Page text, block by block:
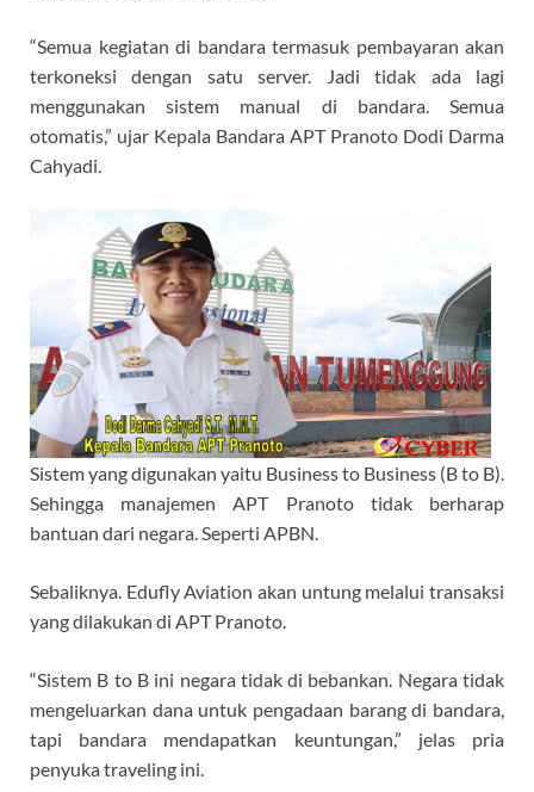
“Semua kegiatan di bandara termasuk pembayaran akan
terkoneksi dengan satu server. Jadi tidak ada lagi
menggunakan sistem manual di bandara. Semua
otomatis,” ujar Kepala Bandara APT Pranoto Dodi Darma
Cahyadi.
Sistem yang digunakan yaitu Business to Business (B to B).
Sehingga manajemen APT Pranoto tidak berharap
bantuan dari negara. Seperti APBN.
Sebaliknya. Edufly Aviation akan untung melalui transaksi
yang dilakukan di APT Pranoto.
“Sistem B to B ini negara tidak di bebankan. Negara tidak
mengeluarkan dana untuk pengadaan barang di bandara,
tapi bandara mendapatkan keuntungan,” jelas pria
penyuka traveling ini.